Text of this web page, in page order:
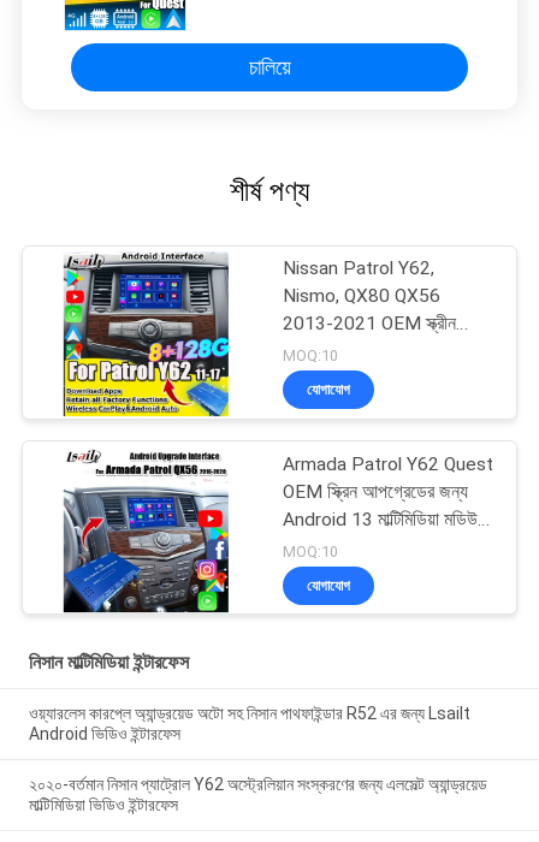
চালিয়ে
শীর্ষ পণ্য
Nissan Patrol Y62,
Nismo, QX80 QX56
2013-2021 OEM স্ক্রীন
আপগ্রেড, ওয়্যারলেস কারপ্লে,
অ্যান্ড্রয়েড অটো, ইউটিউব সহ
MOQ:10
যোগাযোগ
Armada Patrol Y62 Quest
OEM স্ক্রিন আপগ্রেডের জন্য
Android 13 মাল্টিমিডিয়া মডিউল,
ওয়্যারলেস CarPlay,
YouTube, Google Map সহ
MOQ:10
যোগাযোগ
নিসান মাল্টিমিডিয়া ইন্টারফেস
ওয়্যারলেস কারপ্লে অ্যান্ড্রয়েড অটো সহ নিসান পাথফাইন্ডার R52 এর জন্য Lsailt
Android ভিডিও ইন্টারফেস
২০২০-বর্তমান নিসান প্যাট্রোল Y62 অস্ট্রেলিয়ান সংস্করণের জন্য এলসেল্ট অ্যান্ড্রয়েড
মাল্টিমিডিয়া ভিডিও ইন্টারফেস